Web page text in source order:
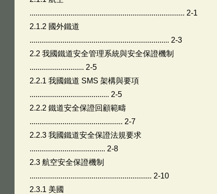
................................................................................ 2-1
2.1.2 國外鐵道
........................................................................ 2-3
2.2 我國鐵道安全管理系統與安全保證機制
............................ 2-5
2.2.1 我國鐵道 SMS 架構與要項
......................................... 2-5
2.2.2 鐵道安全保證回顧範疇
................................................ 2-7
2.2.3 我國鐵道安全保證法規要求
....................................... 2-8
2.3 航空安全保證機制
............................................................... 2-10
2.3.1 美國